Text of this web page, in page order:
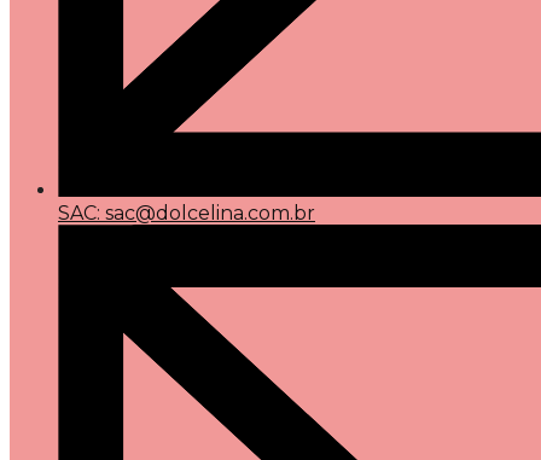
SAC: sac@dolcelina.com.br